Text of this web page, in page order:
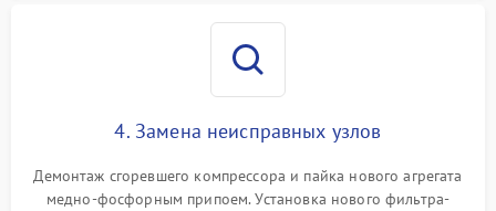
4. Замена неисправных узлов
Демонтаж сгоревшего компрессора и пайка нового агрегата
медно-фосфорным припоем. Установка нового фильтра-